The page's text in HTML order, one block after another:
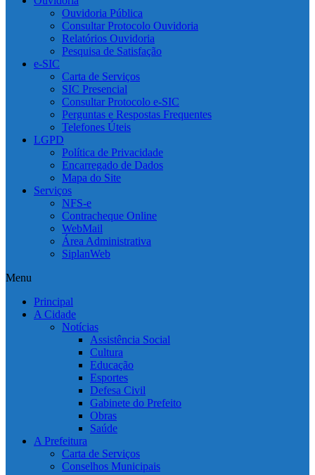
Ouvidoria Pública
Consultar Protocolo Ouvidoria
Relatórios Ouvidoria
Pesquisa de Satisfação
e-SIC
Carta de Serviços
SIC Presencial
Consultar Protocolo e-SIC
Perguntas e Respostas Frequentes
Telefones Úteis
LGPD
Política de Privacidade
Encarregado de Dados
Mapa do Site
Serviços
NFS-e
Contracheque Online
WebMail
Área Administrativa
SiplanWeb
Menu
Principal
A Cidade
Notícias
Assistência Social
Cultura
Educação
Esportes
Defesa Civil
Gabinete do Prefeito
Obras
Saúde
A Prefeitura
Carta de Serviços
Conselhos Municipais